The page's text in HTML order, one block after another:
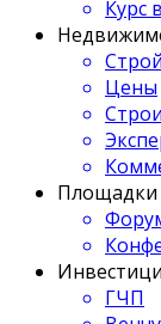
Курс
Цены
Площадки
ГЧП